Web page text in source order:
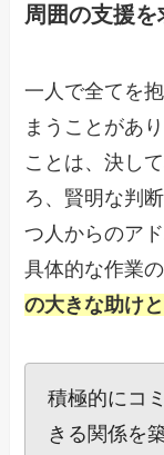
周囲の支援
一人で全てを
まうことがあ
ことは、決し
ろ、賢明な判
つ人からのア
具体的な作業
の大きな助け
積極的にコ
きる関係を